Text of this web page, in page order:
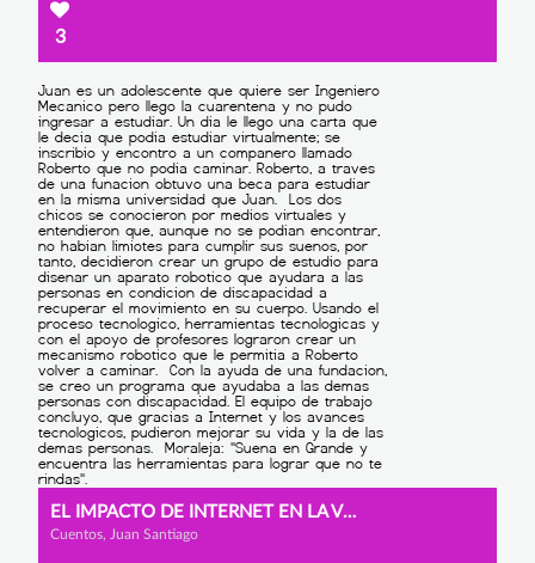
3
EL IMPACTO DE INTERNET EN LA VIDA Y EN LOS SUEÑOS.
Cuentos, Juan Santiago